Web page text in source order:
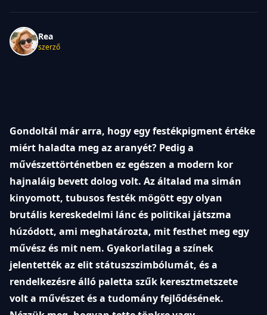
Rea
szerző
Gondoltál már arra, hogy egy festékpigment értéke
miért haladta meg az aranyét? Pedig a
művészettörténetben ez egészen a modern kor
hajnaláig bevett dolog volt. Az általad ma simán
kinyomott, tubusos festék mögött egy olyan
brutális kereskedelmi lánc és politikai játszma
húzódott, ami meghatározta, mit festhet meg egy
művész és mit nem. Gyakorlatilag a színek
jelentették az elit státuszszimbólumát, és a
rendelkezésre álló paletta szűk keresztmetszete
volt a művészet és a tudomány fejlődésének.